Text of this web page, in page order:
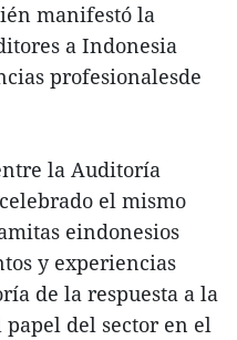
manifestó la
a Indonesia
profesionalesde
la Auditoría
el mismo
eindonesios
y experiencias
de la respuesta a la
papel del sector en el